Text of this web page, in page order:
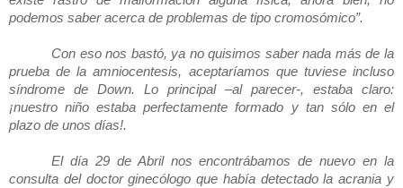
podemos saber acerca de problemas de tipo cromosómico”.
Con eso nos bastó, ya no quisimos saber nada más de la
prueba de la amniocentesis, aceptaríamos que tuviese incluso
síndrome de Down. Lo principal –al parecer-, estaba claro:
¡nuestro niño estaba perfectamente formado y tan sólo en el
plazo de unos días!.
El día 29 de Abril nos encontrábamos de nuevo en la
consulta del doctor ginecólogo que había detectado la acrania y